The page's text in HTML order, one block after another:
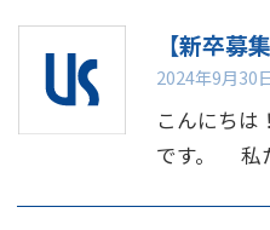
2024年9月30
こんにちは
です。 私